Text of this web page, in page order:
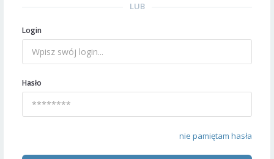
LUB
Login
Hasło
nie pamiętam hasła